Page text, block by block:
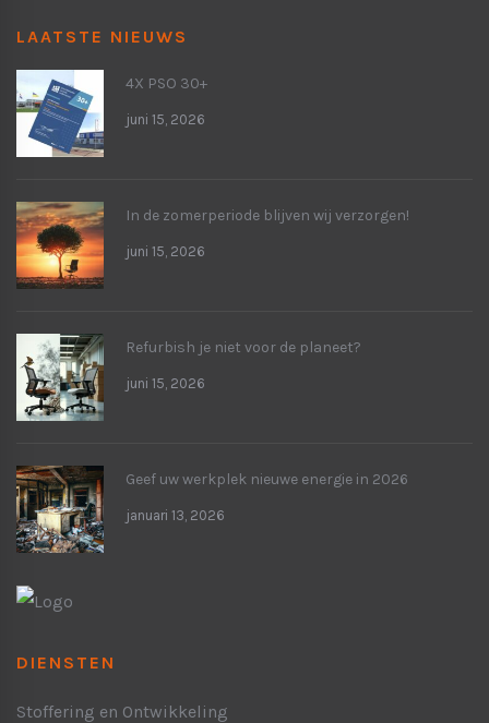
LAATSTE NIEUWS
4X PSO 30+
juni 15, 2026
In de zomerperiode blijven wij verzorgen!
juni 15, 2026
Refurbish je niet voor de planeet?
juni 15, 2026
Geef uw werkplek nieuwe energie in 2026
januari 13, 2026
DIENSTEN
Stoffering en Ontwikkeling